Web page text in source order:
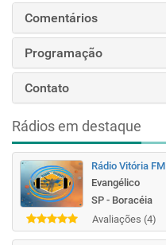
Comentários
Programação
Contato
Rádios em destaque
Rádio Vitória FM
Evangélico
SP - Boracéia
Avaliações (4)